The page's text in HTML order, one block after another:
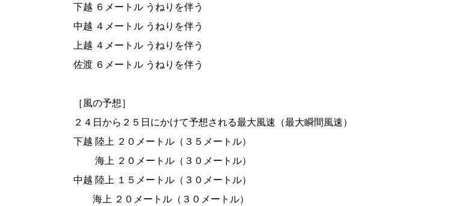
下越 ６メートル うねりを伴う
中越 ４メートル うねりを伴う
上越 ４メートル うねりを伴う
佐渡 ６メートル うねりを伴う
［風の予想］
２４日から２５日にかけて予想される最大風速（最大瞬間風速）
下越 陸上 ２０メートル（３５メートル）
海上 ２０メートル（３０メートル）
中越 陸上 １５メートル（３０メートル）
海上 ２０メートル（３０メートル）